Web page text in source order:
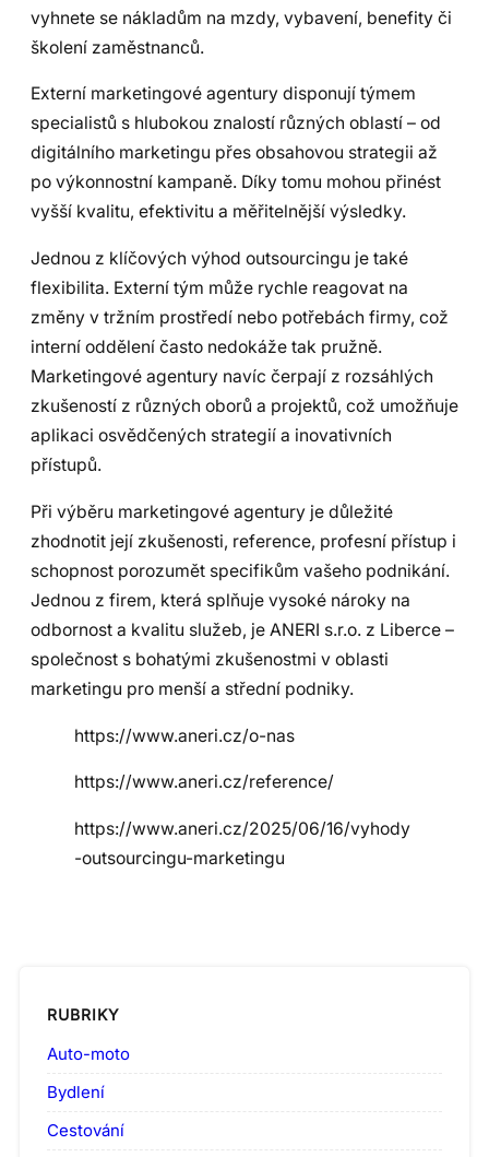
vyhnete se nákladům na mzdy, vybavení, benefity či
školení zaměstnanců.
Externí marketingové agentury disponují týmem
specialistů s hlubokou znalostí různých oblastí – od
digitálního marketingu přes obsahovou strategii až
po výkonnostní kampaně. Díky tomu mohou přinést
vyšší kvalitu, efektivitu a měřitelnější výsledky.
Jednou z klíčových výhod outsourcingu je také
flexibilita. Externí tým může rychle reagovat na
změny v tržním prostředí nebo potřebách firmy, což
interní oddělení často nedokáže tak pružně.
Marketingové agentury navíc čerpají z rozsáhlých
zkušeností z různých oborů a projektů, což umožňuje
aplikaci osvědčených strategií a inovativních
přístupů.
Při výběru marketingové agentury je důležité
zhodnotit její zkušenosti, reference, profesní přístup i
schopnost porozumět specifikům vašeho podnikání.
Jednou z firem, která splňuje vysoké nároky na
odbornost a kvalitu služeb, je ANERI s.r.o. z Liberce –
společnost s bohatými zkušenostmi v oblasti
marketingu pro menší a střední podniky.
https://www.aneri.cz/o-nas
https://www.aneri.cz/reference/
https://www.aneri.cz/2025/06/16/vyhody
-outsourcingu-marketingu
RUBRIKY
Auto-moto
Bydlení
Cestování